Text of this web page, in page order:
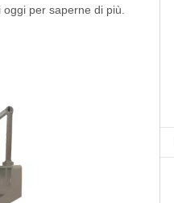
per saperne di più.